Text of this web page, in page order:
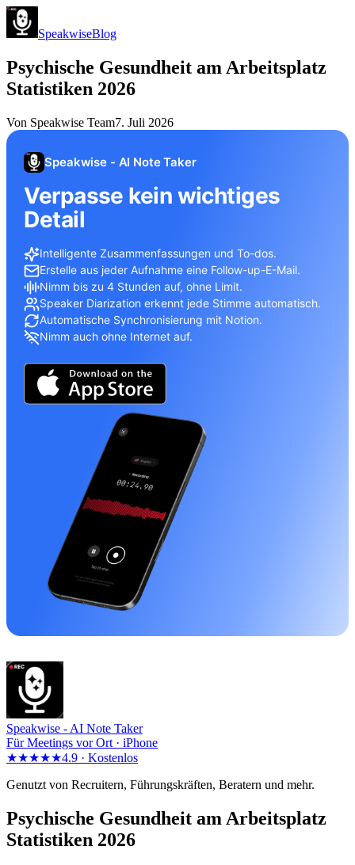
SpeakwiseBlog
Psychische Gesundheit am Arbeitsplatz
Statistiken 2026
Von Speakwise Team7. Juli 2026
Speakwise - AI Note Taker
Verpasse kein wichtiges
Detail
Intelligente Zusammenfassungen und To-dos.
Erstelle aus jeder Aufnahme eine Follow-up-E-Mail.
Nimm bis zu 4 Stunden auf, ohne Limit.
Speaker Diarization erkennt jede Stimme automatisch.
Automatische Synchronisierung mit Notion.
Nimm auch ohne Internet auf.
Speakwise - AI Note Taker
Für Meetings vor Ort · iPhone
★★★★★4.9 · Kostenlos
Genutzt von Recruitern, Führungskräften, Beratern und mehr.
Psychische Gesundheit am Arbeitsplatz
Statistiken 2026